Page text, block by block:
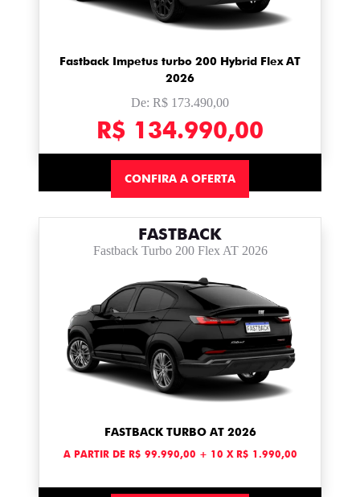
Fastback Impetus turbo 200 Hybrid Flex AT
2026
De: R$ 173.490,00
R$ 134.990,00
CONFIRA A OFERTA
FASTBACK
Fastback Turbo 200 Flex AT 2026
FASTBACK TURBO AT 2026
A PARTIR DE R$ 99.990,00 + 10 X R$ 1.990,00